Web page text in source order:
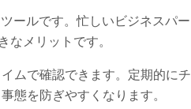
ールです。忙しいビジネスパー
なメリットです。
ムで確認できます。定期的にチ
態を防ぎやすくなります。